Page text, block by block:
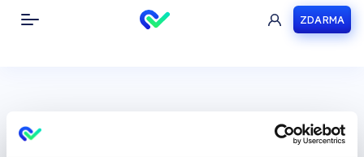
Toggle navigation ZDARMA